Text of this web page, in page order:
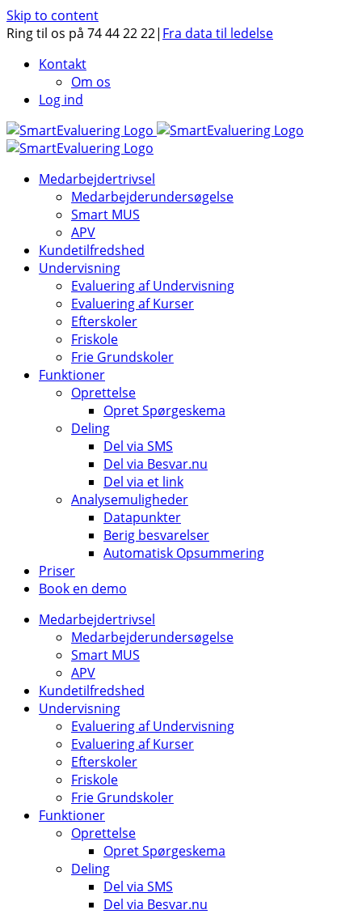
Skip to content
Ring til os på 74 44 22 22| Fra data til ledelse
Kontakt
Om os
Log ind
Medarbejdertrivsel
Medarbejderundersøgelse
Smart MUS
APV
Kundetilfredshed
Undervisning
Evaluering af Undervisning
Evaluering af Kurser
Efterskoler
Friskole
Frie Grundskoler
Funktioner
Oprettelse
Opret Spørgeskema
Deling
Del via SMS
Del via Besvar.nu
Del via et link
Analysemuligheder
Datapunkter
Berig besvarelser
Automatisk Opsummering
Priser
Book en demo
Medarbejdertrivsel
Medarbejderundersøgelse
Smart MUS
APV
Kundetilfredshed
Undervisning
Evaluering af Undervisning
Evaluering af Kurser
Efterskoler
Friskole
Frie Grundskoler
Funktioner
Oprettelse
Opret Spørgeskema
Deling
Del via SMS
Del via Besvar.nu